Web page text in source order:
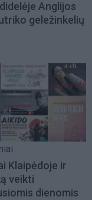
Anglijos
geležinkelių
Klaipėdoje ir
veikti
dienomis